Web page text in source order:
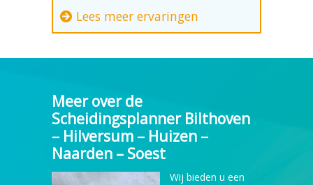
Lees meer ervaringen
Meer over de
Scheidingsplanner Bilthoven
– Hilversum – Huizen –
Naarden – Soest
Wij bieden u een